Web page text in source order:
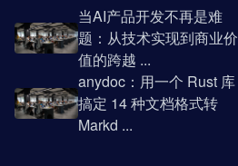
当AI产品开发不再是难
题：从技术实现到商业价
值的跨越 ...
anydoc：用一个 Rust 库
搞定 14 种文档格式转
Markd ...